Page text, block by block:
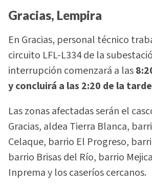
Gracias, Lempira
En Gracias, personal técnico
circuito LFL-L334 de la
interrupción comenzará a las
y concluirá a las 2:20 de la tarde
Las zonas afectadas serán el
Gracias, aldea Tierra Blanca,
Celaque, barrio El Progreso,
barrio Brisas del Río, barrio
Inprema y los caseríos cercanos.